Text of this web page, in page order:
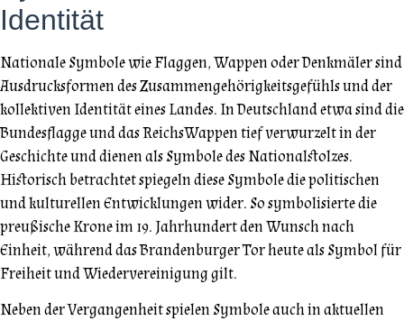
Identität
Nationale Symbole wie Flaggen, Wappen oder Denkmäler sind
Ausdrucksformen des Zusammengehörigkeitsgefühls und der
kollektiven Identität eines Landes. In Deutschland etwa sind die
Bundesflagge und das ReichsWappen tief verwurzelt in der
Geschichte und dienen als Symbole des Nationalstolzes.
Historisch betrachtet spiegeln diese Symbole die politischen
und kulturellen Entwicklungen wider. So symbolisierte die
preußische Krone im 19. Jahrhundert den Wunsch nach
Einheit, während das Brandenburger Tor heute als Symbol für
Freiheit und Wiedervereinigung gilt.
Neben der Vergangenheit spielen Symbole auch in aktuellen